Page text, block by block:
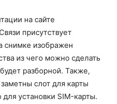
на сайте
присутствует
снимке изображен
из чего можно сделать
разборной. Также,
слот для карты
установки SIM-карты.